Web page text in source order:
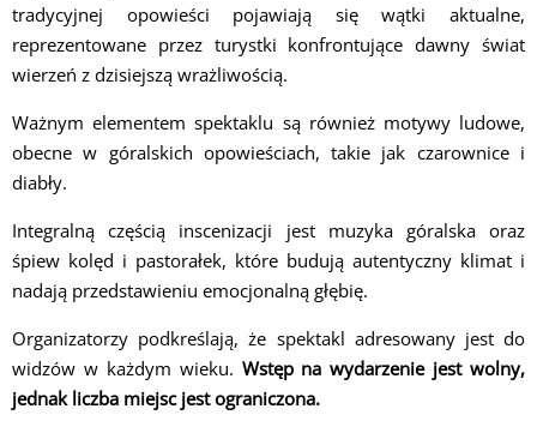
tradycyjnej opowieści pojawiają się wątki aktualne,
reprezentowane przez turystki konfrontujące dawny świat
wierzeń z dzisiejszą wrażliwością.
Ważnym elementem spektaklu są również motywy ludowe,
obecne w góralskich opowieściach, takie jak czarownice i
diabły.
Integralną częścią inscenizacji jest muzyka góralska oraz
śpiew kolęd i pastorałek, które budują autentyczny klimat i
nadają przedstawieniu emocjonalną głębię.
Organizatorzy podkreślają, że spektakl adresowany jest do
widzów w każdym wieku. Wstęp na wydarzenie jest wolny,
jednak liczba miejsc jest ograniczona.